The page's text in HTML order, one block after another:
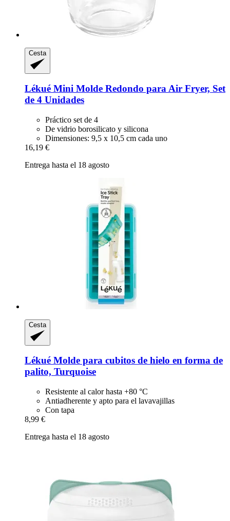
Cesta
Lékué Mini Molde Redondo para Air Fryer, Set
de 4 Unidades
Práctico set de 4
De vidrio borosilicato y silicona
Dimensiones: 9,5 x 10,5 cm cada uno
16,19 €
Entrega hasta el 18 agosto
Cesta
Lékué Molde para cubitos de hielo en forma de
palito, Turquoise
Resistente al calor hasta +80 °C
Antiadherente y apto para el lavavajillas
Con tapa
8,99 €
Entrega hasta el 18 agosto